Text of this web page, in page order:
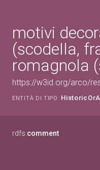
motivi
(scodella,
romagnola
https://w3id.org/arco/
ENTITÀ DI TIPO:
rdfs:comment